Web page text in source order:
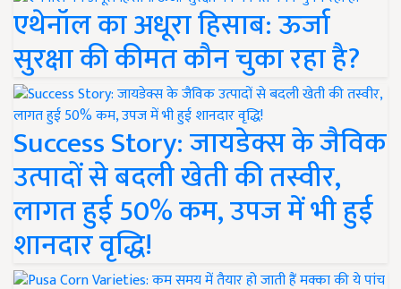
एथेनॉल का अधूरा हिसाब: ऊर्जा
सुरक्षा की कीमत कौन चुका रहा है?
Success Story: जायडेक्स के जैविक
उत्पादों से बदली खेती की तस्वीर,
लागत हुई 50% कम, उपज में भी हुई
शानदार वृद्धि!